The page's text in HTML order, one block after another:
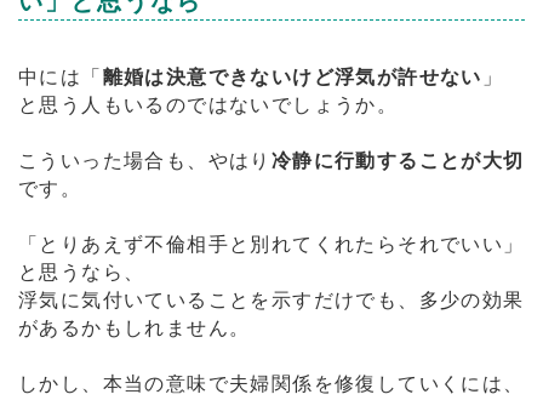
中には「 離婚は決意できないけど浮気が許せない 」
と思う人もいるのではないでしょうか。
こういった場合も、やはり 冷静に行動することが大切
です。
「とりあえず不倫相手と別れてくれたらそれでいい」
と思うなら、
浮気に気付いていることを示すだけでも、多少の効果
があるかもしれません。
しかし、本当の意味で夫婦関係を修復していくには、